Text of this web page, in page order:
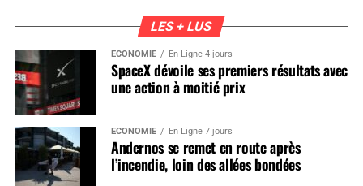
LES + LUS
ÉCONOMIE En Ligne 4 jours
SpaceX dévoile ses premiers résultats avec
une action à moitié prix
ÉCONOMIE En Ligne 7 jours
Andernos se remet en route après
l’incendie, loin des allées bondées